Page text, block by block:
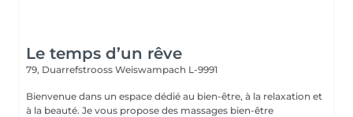
Le temps d’un rêve
79, Duarrefstrooss Weiswampach L-9991
Bienvenue dans un espace dédié au bien-être, à la relaxation et
à la beauté. Je vous propose des massages bien-être